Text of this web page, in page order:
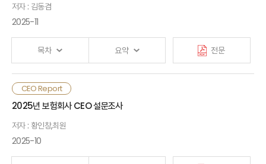
국내의 경우 실거래 수준의 인프라 검증을 진행 중인 은행업권이나
가맹점 결제망 연계를 검증 중인 카드업권에 비해 보험업권의 검증
단계는 상대적으로 초기에 머물러 있음. 이러한 상황에서
보험회사가 스테이블코인을 활용하기 위해서는 현행 법·제도상의
제약 요인을 명확히 인식하고, 규제 환경의 변화 속도에 맞추어
단계적으로 대응 방안을 검토할 필요가 있음.
단기적으로는 지수형 보험과 토큰화 자산 정산 등의 영역에서
시범사업을 통한 탐색을 추진하고, 중기적으로는 법제화 진전에
따른 결제수단의 다변화에 대비하여야 함. 감독정책적 차원에서는
스테이블코인의 법적 지위 명확화, 보험업법상 허용 범위의
· 참고문헌
지배구조 전반으로 확대되었으며, 내부통제 실패나 감독의무
위반과 같은 관리 과정상의 문제가 경영진 개인의 법적 책임으로
연결되는 구조가 강화되고 있음. 특히 상법 개정으로 이사의
충실의무 대상이 ‘회사 및 주주’로 확대되면서 경영진의 의사결정
전반이 법적 판단의 대상이 되는 환경이 형성되고 있음
기술혁신 또한 책임 구조를 변화시키고 있음. AI·데이터 기반
경영의 확산으로 알고리즘 오류, 정보보호 실패, 사이버 침해 등
복합적·비정형 리스크가 증가하고 있으며, 이는 단순한 운영
문제가 아니라 이사회 차원의 감독 책임으로 귀속되는 경향이
강화되고 있음. 이제 기업 리스크는 개별 사고의 문제가 아니라
관리 체계의 적정성을 묻는 책임 리스크로 전환되고 있음
Ⅱ. 기업 경영환경 변화와 리스크
Ⅲ. 임원배상책임보험 시장 운영실태
Ⅳ. 시장전망과 주요과제
· 참고문헌, 부록
저자 : 김동겸
2025-11
목차 요약 전문
보험산업의 평가지표 공시는 소비자보호와 시장 투명성 제고를
위한 핵심 수단이지만, 현행 제도는 정보 제공 방식, 지표 체계,
과도하고 복잡하여 소비자가 핵심 정보를 파악하기 어렵고 판단을
회피하거나 단순화된 기준에 의존하는 ‘정보 과부하’ 현상이
나타남. 지표 개념과 명칭이 불명확하여 정보의 유용성이
Ⅰ. 검토배경
Ⅱ. 평가지표 공시 변화 과정
Ⅲ. 평가지표의 유용성과 적정성
CEO Report
2025년 보험회사 CEO 설문조사
저자 : 황인창,최원
2025-10